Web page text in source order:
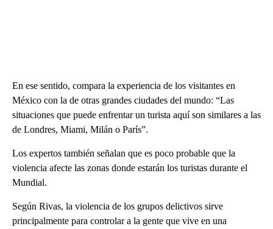
En ese sentido, compara la experiencia de los visitantes en
México con la de otras grandes ciudades del mundo: “Las
situaciones que puede enfrentar un turista aquí son similares a las
de Londres, Miami, Milán o París”.
Los expertos también señalan que es poco probable que la
violencia afecte las zonas donde estarán los turistas durante el
Mundial.
Según Rivas, la violencia de los grupos delictivos sirve
principalmente para controlar a la gente que vive en una